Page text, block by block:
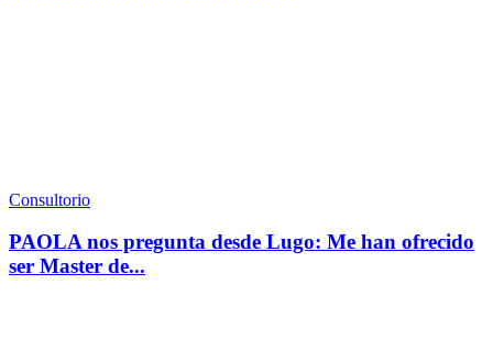
Consultorio
PAOLA nos pregunta desde Lugo: Me han ofrecido
ser Master de...